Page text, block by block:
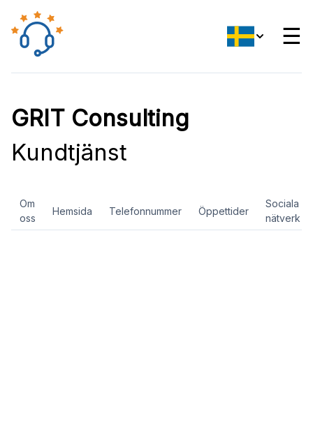
☰
GRIT Consulting
Kundtjänst
Om
oss
Hemsida Telefonnummer Öppettider
Sociala
nätverk